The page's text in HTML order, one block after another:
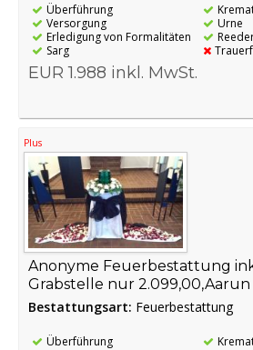
Überführung
Versorgung
Erledigung von Formalitäten
Sarg
Urne
EUR 1.988 inkl. MwSt.
Plus
Anonyme Feuerbestattung
Grabstelle nur
Bestattungsart: Feuerbestattung
Überführung